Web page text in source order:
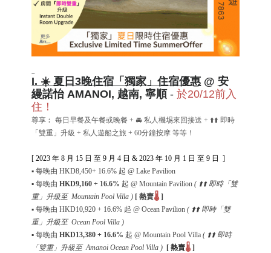
I. ☀️ 夏日3晚住宿「獨家」住宿優惠 @ 安
縵諾怡 AMANOI, 越南, 寧順 -於20/12前入
住！
尊享︰ 每日早餐及午餐或晚餐 + 🚘 私人機埸來回接送 + ⬆️⬆️ 即時
「雙重」升級 + 私人遊船之旅 + 60分鐘按摩 等等！
[ 2023 年 8 月 15 日 至 9 月 4 日 & 2023 年 10 月 1 日 至 9 日
]
▪每晚由 HKD8,450+ 16.6% 起 @ Lake Pavilion
▪每晚由 HKD9,160 + 16.6% 起 @ Mountain Pavilion( ⬆️⬆️ 即時「雙
重」升級至Mountain Pool Villa ) [熱賣🌡️]
▪每晚由 HKD10,920 + 16.6% 起 @ Ocean Pavilion( ⬆️⬆️ 即時「雙
重」升級至Ocean Pool Villa )
▪每晚由 HKD13,380 + 16.6% 起 @ Mountain Pool Villa ( ⬆️⬆️ 即時
「雙重」升級至Amanoi Ocean Pool Villa ) [熱賣🌡️]